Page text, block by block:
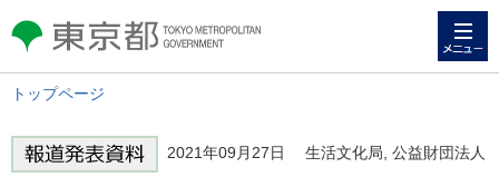
東京都 TOKYO METROPOLITAN
GOVERNMENT
トップページ
2021年09月27日 生活文化局, 公益財団法人